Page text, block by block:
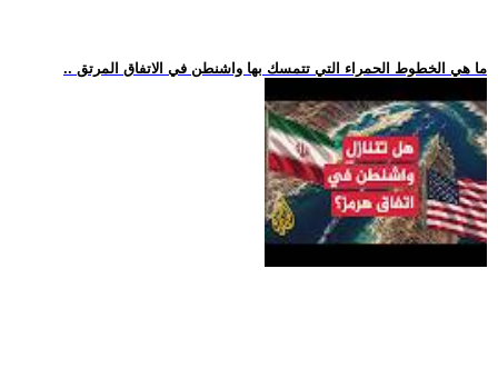
.. ما هي الخطوط الحمراء التي تتمسك بها واشنطن في الاتفاق المرتق